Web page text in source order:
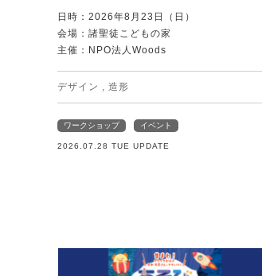
日時：2026年8月23日（日）
会場：諸聖徒こどもの家
主催：NPO法人Woods
デザイン 造形
ワークショップ イベント
2026.07.28 TUE UPDATE